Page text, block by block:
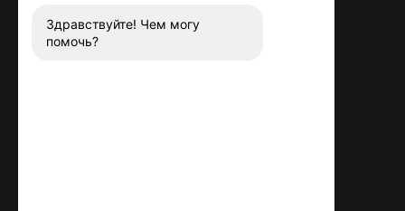
Заказать звонок
Здравствуйте! Чем могу
помочь?